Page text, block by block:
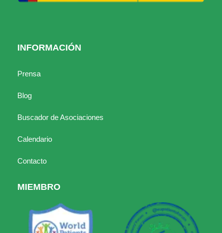
INFORMACIÓN
Prensa
Blog
Buscador de Asociaciones
Calendario
Contacto
MIEMBRO